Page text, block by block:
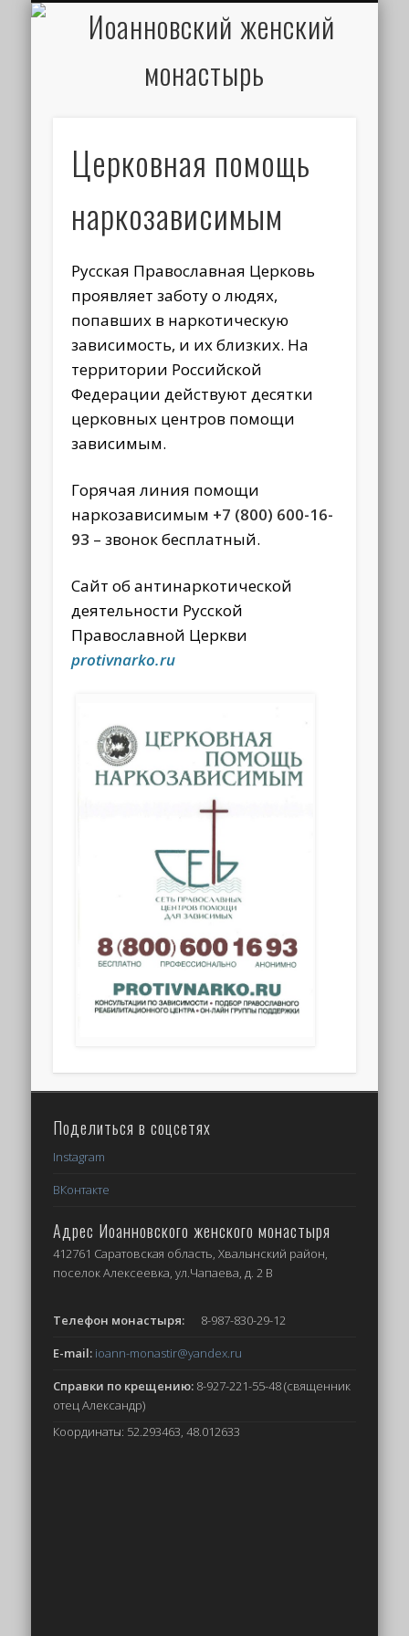
Церковная помощь
наркозависимым
Русская Православная Церковь
проявляет заботу о людях,
попавших в наркотическую
зависимость, и их близких. На
территории Российской
Федерации действуют десятки
церковных центров помощи
зависимым.
Горячая линия помощи
наркозависимым +7 (800) 600-16-
93 – звонок бесплатный.
Сайт об антинаркотической
деятельности Русской
Православной Церкви
protivnarko.ru
Поделиться в соцсетях
Instagram
ВКонтакте
Адрес Иоанновского женского монастыря
412761 Саратовская область, Хвалынский район,
поселок Алексеевка, ул.Чапаева, д. 2 В
Телефон монастыря:
8-987-830-29-12
E-mail: ioann-monastir@yandex.ru
Справки по крещению: 8-927-221-55-48 (священник
отец Александр)
Координаты: 52.293463, 48.012633